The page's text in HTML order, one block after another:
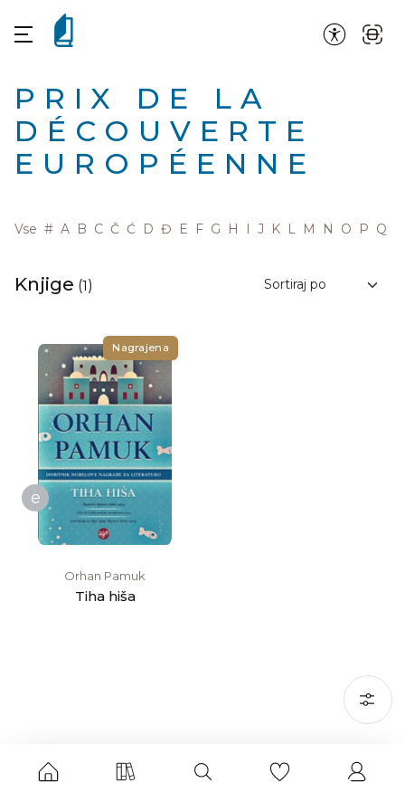
PRIX DE LA
DÉCOUVERTE
EUROPÉENNE
Vse # A B C Č Ć D Đ E F G H I J K L M N O P Q
Knjige (1)
Nagrajena
e
Orhan Pamuk
Tiha hiša